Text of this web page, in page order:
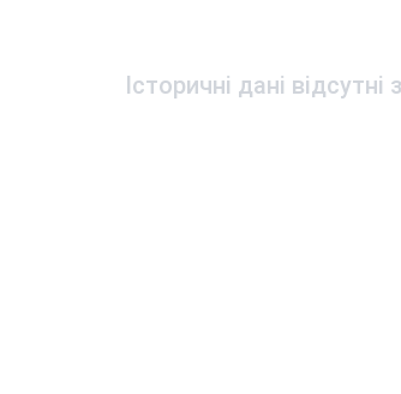
Історичні дані